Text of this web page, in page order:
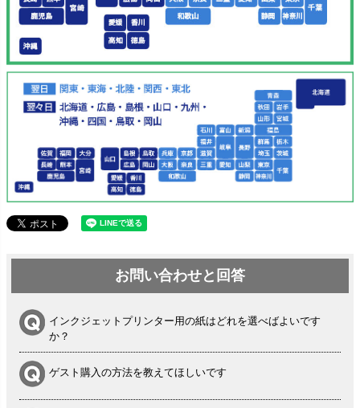
お問い合わせと回答
インクジェットプリンター用の紙はどれを選べばよいです
か？
ゲスト購入の方法を教えてほしいです